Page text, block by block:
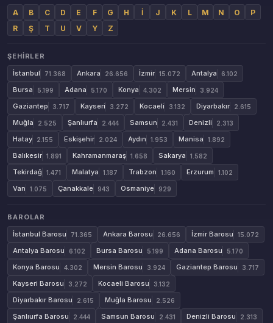
A B C D E F G H İ J K L M N O
P
R
Ş T U V Y Z
ŞEHIRLER
İstanbul
71.368 Ankara 26.656 İzmir 15.072 Antalya 6.102
Bursa 5.199 Adana 5.170 Konya 4.302 Mersin 3.924
Gaziantep 3.717 Kayseri 3.272 Kocaeli 3.132 Diyarbakır 2.615
Muğla 2.525 Şanlıurfa 2.444 Samsun 2.431 Denizli 2.313
Hatay 2.155 Eskişehir 2.024 Aydın 1.953 Manisa 1.892
Balıkesir 1.891 Kahramanmaraş 1.658 Sakarya 1.582
Tekirdağ 1.471 Malatya 1.187 Trabzon 1.160 Erzurum 1.102
Van 1.075 Çanakkale 943 Osmaniye 929
BAROLAR
İstanbul Barosu
71.365 Ankara Barosu 26.656 İzmir Barosu 15.072
Antalya Barosu 6.102 Bursa Barosu 5.199 Adana Barosu 5.170
Konya Barosu 4.302 Mersin Barosu 3.924 Gaziantep Barosu 3.717
Kayseri Barosu 3.272 Kocaeli Barosu 3.132
Diyarbakır Barosu 2.615 Muğla Barosu 2.526
Şanlıurfa Barosu 2.444 Samsun Barosu 2.431 Denizli Barosu 2.313